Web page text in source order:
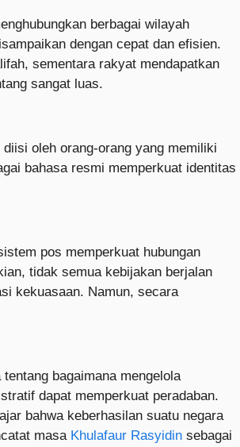
berbagai wilayah
dengan cepat dan efisien.
sementara rakyat mendapatkan
sangat luas.
oleh orang-orang yang memiliki
bahasa resmi memperkuat identitas
pos memperkuat hubungan
tidak semua kebijakan berjalan
kekuasaan. Namun, secara
bagaimana mengelola
dapat memperkuat peradaban.
bahwa keberhasilan suatu negara
masa Khulafaur Rasyidin sebagai